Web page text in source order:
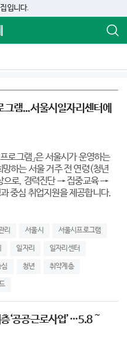
입니다.
램...서울시일자리센터에
로그램」은 서울시가 운영하는
하는 서울 거주 전 연령(청년
으로, 경력진단 → 집중교육 →
중심 취업지원을 제공합니다.
리 서울시 서울시프로그램
일자리 일자리센터
청년 취약계층
‘공공근로사업’…5.8～